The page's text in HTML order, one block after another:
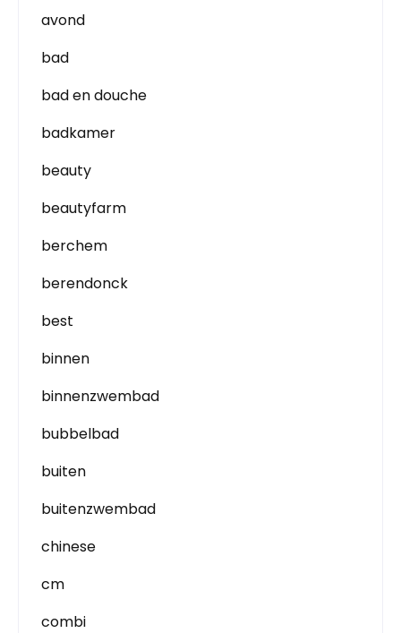
avond
bad
bad en douche
badkamer
beauty
beautyfarm
berchem
berendonck
best
binnen
binnenzwembad
bubbelbad
buiten
buitenzwembad
chinese
cm
combi